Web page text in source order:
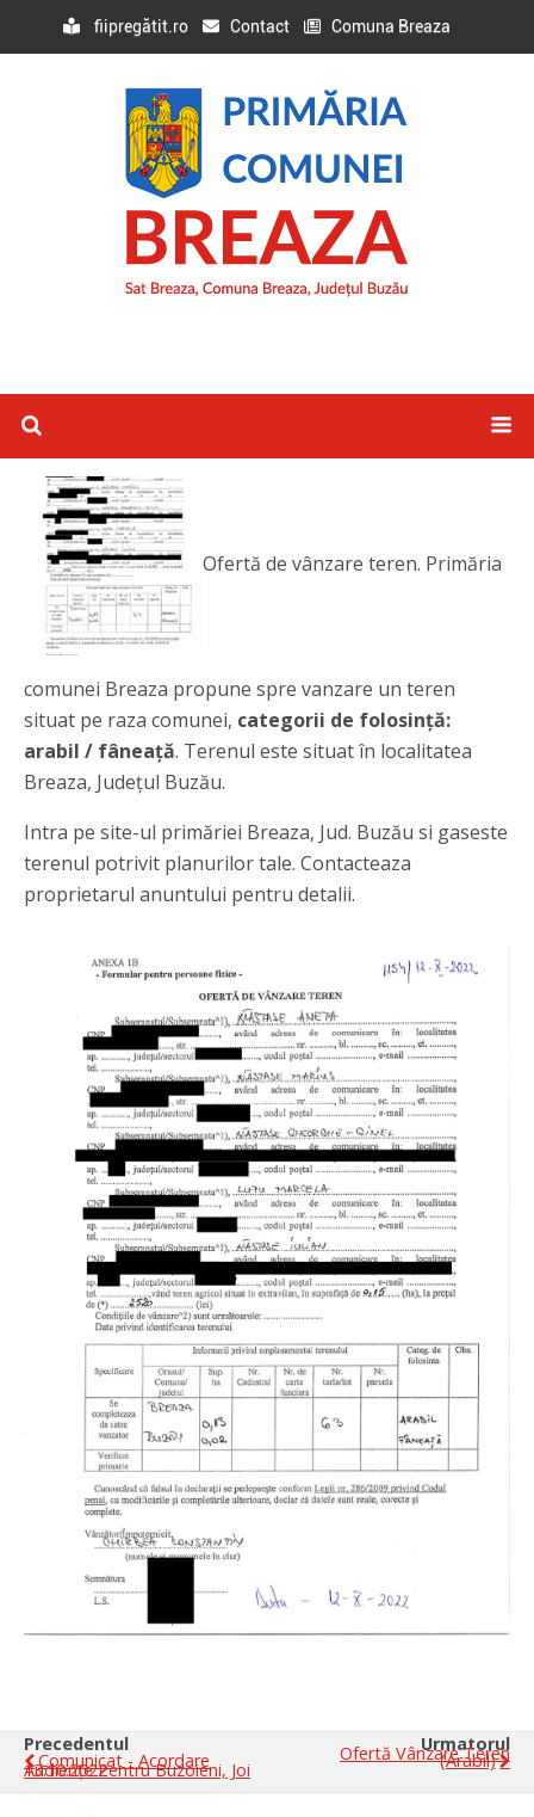
fiipregătit.ro Contact Comuna Breaza
Ofertă de vânzare teren. Primăria
comunei Breaza propune spre vanzare un teren
situat pe raza comunei, categorii de folosință:
arabil / fâneață. Terenul este situat în localitatea
Breaza, Județul Buzău.
Intra pe site-ul primăriei Breaza, Jud. Buzău si gaseste
terenul potrivit planurilor tale. Contacteaza
proprietarul anuntului pentru detalii.
Precedentul
Comunicat - Acordare
Audiențe Pentru Buzoieni, Joi 13.10.2022
Urmatorul
Ofertă Vânzare Teren
(arabil)